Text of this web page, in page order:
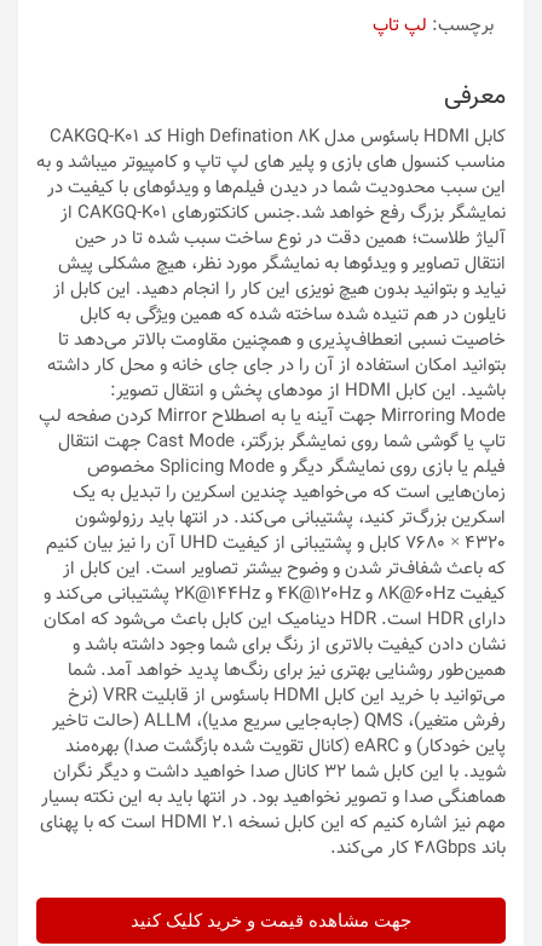
برچسب: لپ تاپ
معرفی
کابل HDMI باسئوس مدل High Defination 8K کد CAKGQ-K01
مناسب کنسول های بازی و پلیر های لپ تاپ و کامپیوتر میباشد و به
این سبب محدودیت شما در دیدن فیلم‌ها و ویدئوهای با کیفیت در
نمایشگر بزرگ رفع خواهد شد.جنس کانکتورهای CAKGQ-K01 از
آلیاژ طلاست؛ همین دقت در نوع ساخت سبب شده تا در حین
انتقال تصاویر و ویدئوها به نمایشگر مورد نظر، هیچ مشکلی پیش
نیاید و بتوانید بدون هیچ نویزی این کار را انجام دهید. این کابل از
نایلون در هم تنیده شده ساخته شده که همین ویژگی به کابل
خاصیت نسبی انعطاف‌پذیری و همچنین مقاومت بالاتر می‌دهد تا
بتوانید امکان استفاده از آن را در جای جای خانه و محل کار داشته
باشید. این کابل HDMI از مودهای پخش و انتقال تصویر:
Mirroring Mode جهت آینه یا به اصطلاح Mirror کردن صفحه لپ
تاپ یا گوشی شما روی نمایشگر بزرگتر، Cast Mode جهت انتقال
فیلم یا بازی روی نمایشگر دیگر و Splicing Mode مخصوص
زمان‌هایی است که می‌خواهید چندین اسکرین را تبدیل به یک
اسکرین بزرگ‌تر کنید، پشتیبانی می‌کند. در انتها باید رزولوشون
4320 × 7680 کابل و پشتیبانی از کیفیت UHD آن را نیز بیان کنیم
که باعث شفاف‌تر شدن و وضوح بیشتر تصاویر است. این کابل از
کیفیت 8K@60Hz و 4K@120Hz و 2K@144Hz پشتیبانی می‌کند و
دارای HDR است. HDR دینامیک این کابل باعث می‌شود که امکان
نشان دادن کیفیت بالاتری از رنگ برای شما وجود داشته باشد و
همین‌طور روشنایی بهتری نیز برای رنگ‌ها پدید خواهد آمد. شما
می‌توانید با خرید این کابل HDMI باسئوس از قابلیت VRR (نرخ
رفرش متغیر)، QMS (جابه‌جایی سریع مدیا)، ALLM (حالت تاخیر
پاین خودکار) و eARC (کانال تقویت شده بازگشت صدا) بهره‌مند
شوید. با این کابل شما 32 کانال صدا خواهید داشت و دیگر نگران
هماهنگی صدا و تصویر نخواهید بود. در انتها باید به این نکته بسیار
مهم نیز اشاره کنیم که این کابل نسخه HDMI 2.1 است که با پهنای
باند 48Gbps کار می‌کند.
جهت مشاهده قیمت و خرید کلیک کنید